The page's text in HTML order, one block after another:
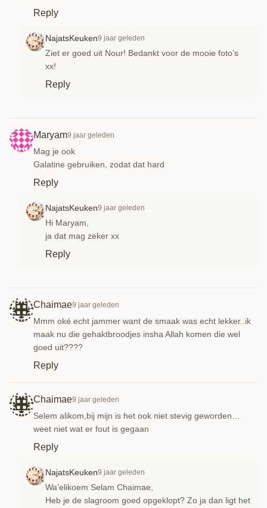
Reply
NajatsKeuken9 jaar geleden
Ziet er goed uit Nour! Bedankt voor de mooie foto’s
xx!
Reply
Maryam9 jaar geleden
Mag je ook
Galatine gebruiken, zodat dat hard
Reply
NajatsKeuken9 jaar geleden
Hi Maryam,
ja dat mag zeker xx
Reply
Chaimae9 jaar geleden
Mmm oké echt jammer want de smaak was echt lekker..ik
maak nu die gehaktbroodjes insha Allah komen die wel
goed uit????
Reply
Chaimae9 jaar geleden
Selem alikom,bij mijn is het ook niet stevig geworden…
weet niet wat er fout is gegaan
Reply
NajatsKeuken9 jaar geleden
Wa’elikoem Selam Chaimae,
Heb je de slagroom goed opgeklopt? Zo ja dan ligt het